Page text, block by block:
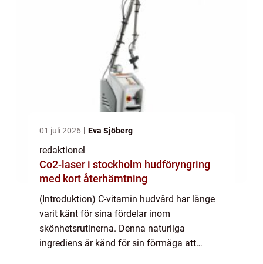
01 juli 2026 Eva Sjöberg
redaktionel
Co2-laser i stockholm hudföryngring
med kort återhämtning
(Introduktion) C-vitamin hudvård har länge
varit känt för sina fördelar inom
skönhetsrutinerna. Denna naturliga
ingrediens är känd för sin förmåga att